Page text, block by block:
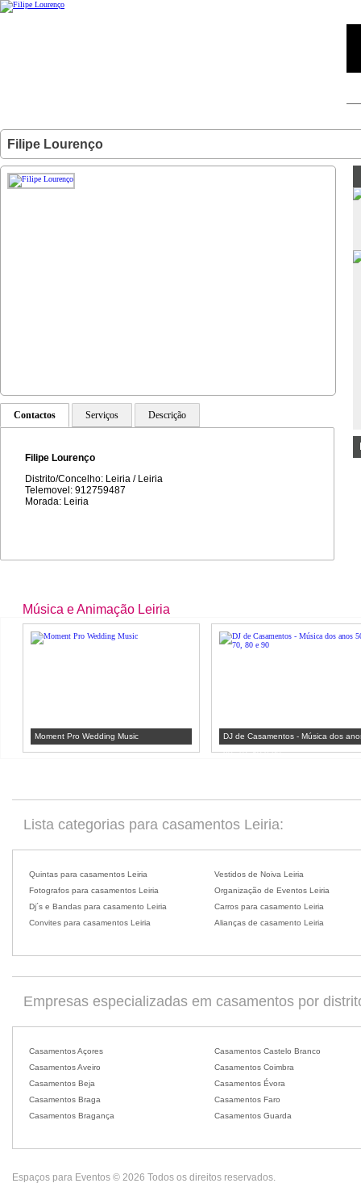
Filipe Lourenço
Contactos Serviços Descrição
Filipe Lourenço
Distrito/Concelho: Leiria / Leiria
Telemovel: 912759487
Morada: Leiria
Música e Animação Leiria
Moment Pro Wedding Music
DJ de Casamentos - Música dos
60, 70, 80 e 90
Lista categorias para casamentos Leiria:
Quintas para casamentos Leiria
Fotografos para casamentos Leiria
Dj´s e Bandas para casamento Leiria
Convites para casamentos Leiria
Vestidos de Noiva Leiria
Organização de Eventos Leiria
Carros para casamento Leiria
Alianças de casamento Leiria
Empresas especializadas em casamentos por
Casamentos Açores
Casamentos Aveiro
Casamentos Beja
Casamentos Braga
Casamentos Bragança
Casamentos Castelo Branco
Casamentos Coimbra
Casamentos Évora
Casamentos Faro
Casamentos Guarda
Espaços para Eventos © 2026 Todos os direitos reservados.